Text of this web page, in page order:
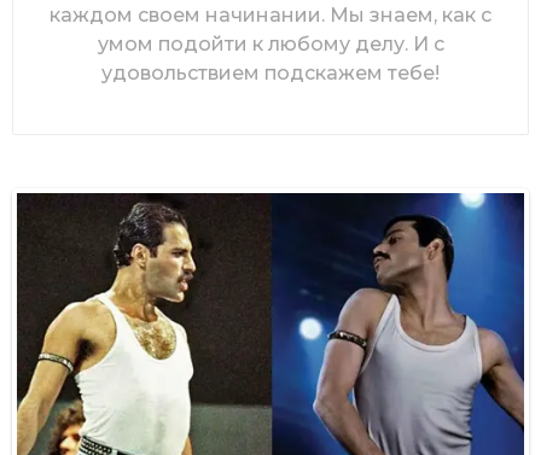
каждом своем начинании. Мы знаем, как с
умом подойти к любому делу. И с
удовольствием подскажем тебе!